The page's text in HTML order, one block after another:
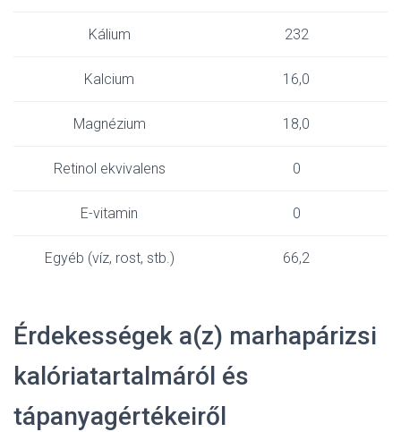
Kálium 232
Kalcium 16,0
Magnézium 18,0
Retinol ekvivalens 0
E-vitamin 0
Egyéb (víz, rost, stb.) 66,2
Érdekességek a(z) marhapárizsi
kalóriatartalmáról és
tápanyagértékeiről